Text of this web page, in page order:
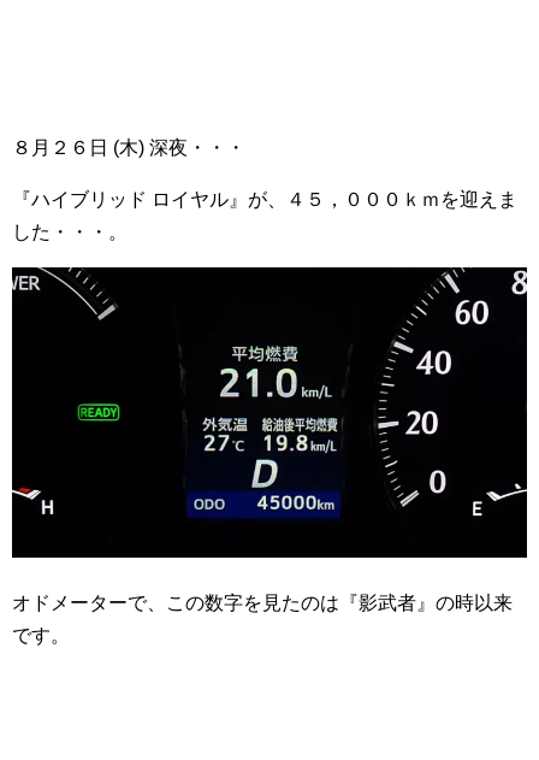
８月２６日 (木) 深夜・・・
『ハイブリッド ロイヤル』が、４５，０００ｋｍを迎えま
した・・・。
オドメーターで、この数字を見たのは『影武者』の時以来
です。